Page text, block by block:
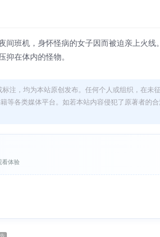
班机，身怀怪病的女子因而被迫亲上火线
在体内的怪物。
注，均为本站原创发布。任何个人或组织，在未
等各类媒体平台。如若本站内容侵犯了原著者的
看体验